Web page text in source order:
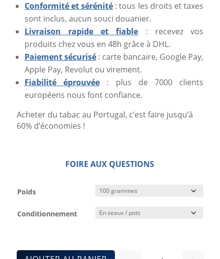
Conformité et sérénité : tous les droits et taxes
sont inclus, aucun souci douanier.
Livraison rapide et fiable : recevez vos
produits chez vous en 48h grâce à DHL.
Paiement sécurisé: carte bancaire, Google Pay,
Apple Pay, Revolut ou virement.
Fiabilité éprouvée: plus de 7000 clients
européens nous font confiance.
Acheter du tabac au Portugal, c’est faire jusqu’à
60% d’économies !
FOIRE AUX QUESTIONS
Poids
Conditionnement